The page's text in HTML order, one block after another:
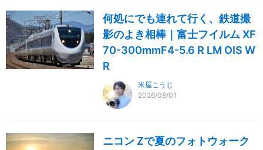
何処にでも連れて行く、鉄道撮
影のよき相棒｜富士フイルム XF
70-300mmF4-5.6 R LM OIS W
R
米屋こうじ
2026/08/01
ニコン Zで夏のフォトウォーク